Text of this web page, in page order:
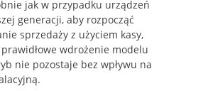
jak w przypadku urządzeń
generacji, aby rozpocząć
sprzedaży z użyciem kasy,
wdrożenie modelu
nie pozostaje bez wpływu na